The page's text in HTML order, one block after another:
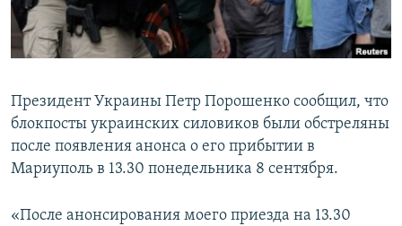
ПОБЕДИТЕЛЕЙ НЕ СУДЯТ?
КРЫМ.НЕПОКОРЕННЫЙ
УКРАИНСКАЯ ПРОБЛЕМА КРЫМА
ПРИСОЕДИНЯЙТЕСЬ!
Все сайты RFE/RL
Президент Украины Петр Порошенко сообщил, что
блокпосты украинских силовиков были обстреляны
после появления анонса о его прибытии в
Мариуполь в 13.30 понедельника 8 сентября.
«После анонсирования моего приезда на 13.30